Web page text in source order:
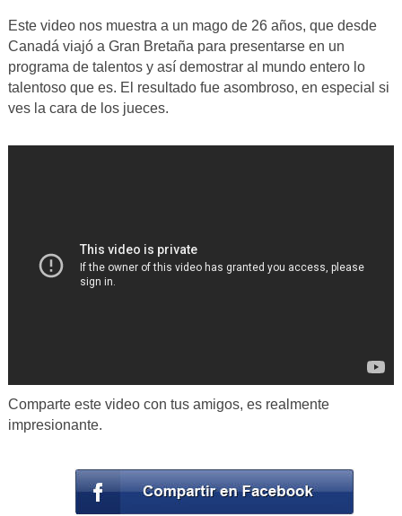
Este video nos muestra a un mago de 26 años, que desde
Canadá viajó a Gran Bretaña para presentarse en un
programa de talentos y así demostrar al mundo entero lo
talentoso que es. El resultado fue asombroso, en especial si
ves la cara de los jueces.
Comparte este video con tus amigos, es realmente
impresionante.